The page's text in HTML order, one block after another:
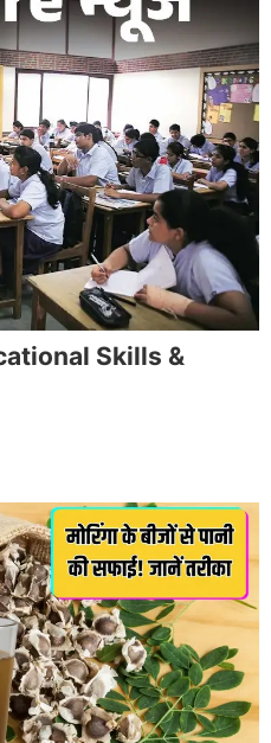
Skills &